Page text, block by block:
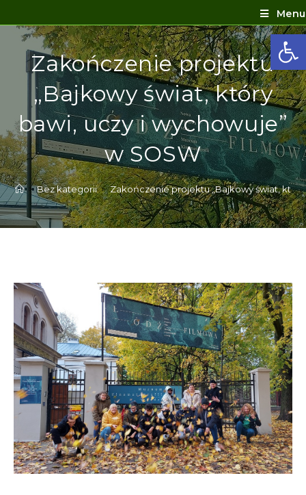
Menu
Zakończenie projektu
„Bajkowy świat, który
bawi, uczy i wychowuje”
w SOSW
> Bez kategorii > Zakończenie projektu „Bajkowy świat,